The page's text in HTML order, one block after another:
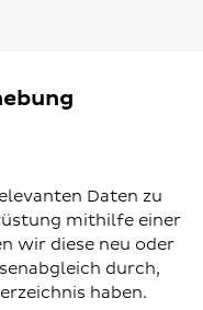
Daten zu
mithilfe einer
wir diese neu oder
durch,
haben.